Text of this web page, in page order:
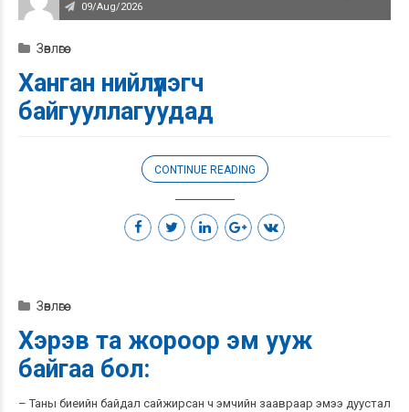
09/Aug/2026
Зөвлөгөө
Ханган нийлүүлэгч
байгууллагуудад
CONTINUE READING
Зөвлөгөө
Хэрэв та жороор эм ууж
байгаа бол:
– Таны биеийн байдал сайжирсан ч эмчийн заавраар эмээ дуустал